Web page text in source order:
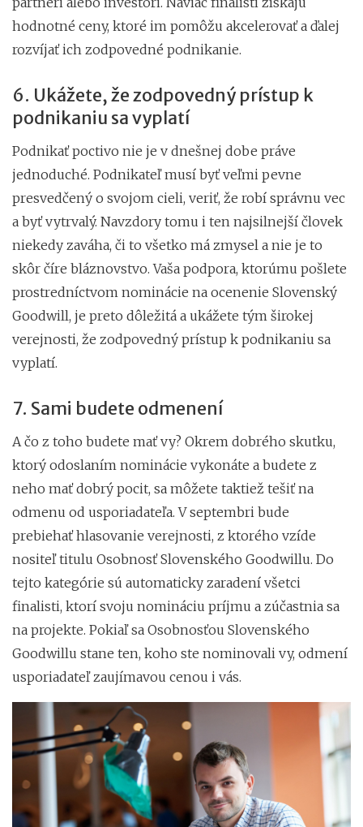
hodnotné ceny, ktoré im pomôžu akcelerovať a ďalej
rozvíjať ich zodpovedné podnikanie.
6. Ukážete, že zodpovedný prístup k
podnikaniu sa vyplatí
Podnikať poctivo nie je v dnešnej dobe práve
jednoduché. Podnikateľ musí byť veľmi pevne
presvedčený o svojom cieli, veriť, že robí správnu vec
a byť vytrvalý. Navzdory tomu i ten najsilnejší človek
niekedy zaváha, či to všetko má zmysel a nie je to
skôr číre bláznovstvo. Vaša podpora, ktorúmu pošlete
prostredníctvom nominácie na ocenenie Slovenský
Goodwill, je preto dôležitá a ukážete tým širokej
verejnosti, že zodpovedný prístup k podnikaniu sa
vyplatí.
7. Sami budete odmenení
A čo z toho budete mať vy? Okrem dobrého skutku,
ktorý odoslaním nominácie vykonáte a budete z
neho mať dobrý pocit, sa môžete taktiež tešiť na
odmenu od usporiadateľa. V septembri bude
prebiehať hlasovanie verejnosti, z ktorého vzíde
nositeľ titulu Osobnosť Slovenského Goodwillu. Do
tejto kategórie sú automaticky zaradení všetci
finalisti, ktorí svoju nomináciu príjmu a zúčastnia sa
na projekte. Pokiaľ sa Osobnosťou Slovenského
Goodwillu stane ten, koho ste nominovali vy, odmení
usporiadateľ zaujímavou cenou i vás.